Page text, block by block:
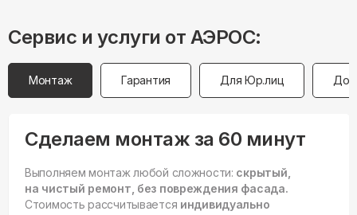
Сервис и услуги от АЭРОС:
Монтаж Гарантия Для Юр.лиц
Сделаем монтаж за 60 минут
Выполняем монтаж любой сложности: скрытый,
на чистый ремонт, без повреждения фасада.
Стоимость рассчитывается индивидуально